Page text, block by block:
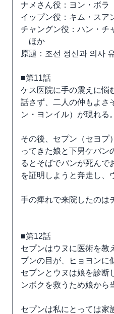
ナメさん役：ヨン・ボラ
イップン役：キム・スア
チャングン役：ハン・チ
ほか
原題：조선 정신과 의사
■第11話
ケス医院に手の震えに悩
話さず、二人の仲もよさ
ン・ヨンイル）が現れる。
その後、セプン（セヨプ
ってきた娘と下男ケバン
るとそばでバンが死んで
を証明しようと奔走し、
手の痺れで来院したのは
■第12話
セプンはウヌに医術を教
プンの目が、ヒョヨンに
セプンとウヌは娘を診断
ンボクを救うため娘から
セプンは私にとっては家